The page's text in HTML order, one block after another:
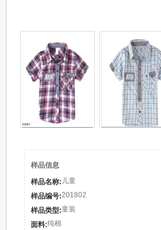
样品信息
样品名称: 儿童
样品编号:201802
样品类型:童装
面料:纯棉